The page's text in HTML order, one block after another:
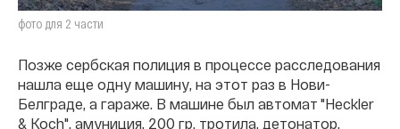
фото для 2 части
Позже сербская полиция в процессе расследования
нашла еще одну машину, на этот раз в Нови-
Белграде, а гараже. В машине был автомат "Heckler
& Koch", амуниция, 200 гр. тротила, детонатор,